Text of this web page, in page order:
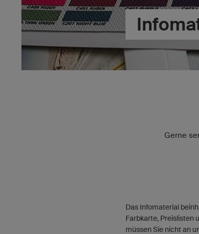
Gerne
Das Infomaterial
Farbkarte, Preislisten
müssen Sie nicht an